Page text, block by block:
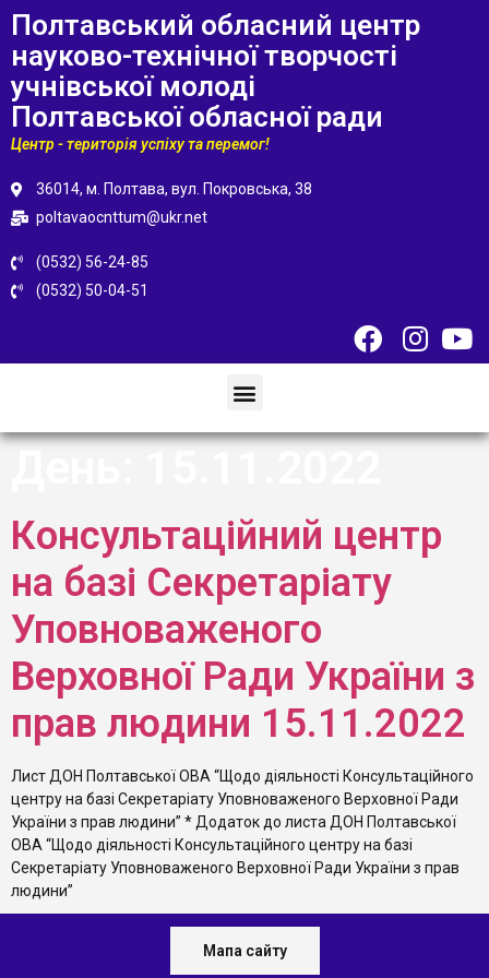
Полтавський обласний центр
науково-технічної творчості
учнівської молоді
Полтавської обласної ради
Центр - територія успіху та перемог!
36014, м. Полтава, вул. Покровська, 38
poltavaocnttum@ukr.net
(0532) 56-24-85
(0532) 50-04-51
Консультаційний центр
на базі Секретаріату
Уповноваженого
Верховної Ради України з
прав людини 15.11.2022
Лист ДОН Полтавської ОВА “Щодо діяльності Консультаційного
центру на базі Секретаріату Уповноваженого Верховної Ради
України з прав людини” * Додаток до листа ДОН Полтавської
ОВА “Щодо діяльності Консультаційного центру на базі
Секретаріату Уповноваженого Верховної Ради України з прав
людини”
Мапа сайту